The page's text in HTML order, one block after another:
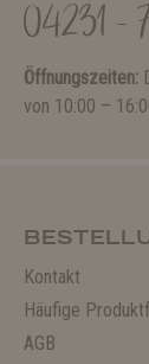
04231 -
Öffnungszeiten:
von 10:00 –
Kontakt
Häufige
AGB